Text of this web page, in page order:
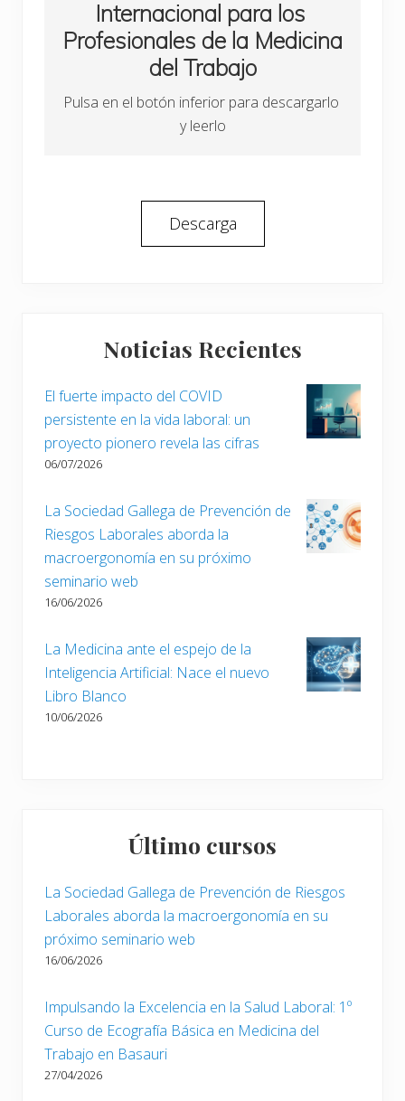
Internacional para los
Profesionales de la Medicina
del Trabajo
Pulsa en el botón inferior para descargarlo
y leerlo
Descarga
principal
Noticias Recientes
El fuerte impacto del COVID
persistente en la vida laboral: un
proyecto pionero revela las cifras
06/07/2026
La Sociedad Gallega de Prevención de
Riesgos Laborales aborda la
macroergonomía en su próximo
seminario web
16/06/2026
La Medicina ante el espejo de la
Inteligencia Artificial: Nace el nuevo
Libro Blanco
10/06/2026
Último cursos
La Sociedad Gallega de Prevención de Riesgos
Laborales aborda la macroergonomía en su
próximo seminario web
16/06/2026
Impulsando la Excelencia en la Salud Laboral: 1º
Curso de Ecografía Básica en Medicina del
Trabajo en Basauri
27/04/2026